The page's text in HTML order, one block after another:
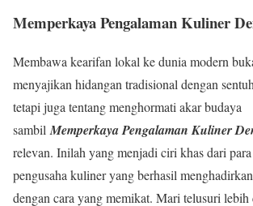
Memperkaya Pengalaman Kuliner
Membawa kearifan lokal ke dunia modern
menyajikan hidangan tradisional dengan
tetapi juga tentang menghormati akar budaya
sambilMemperkaya Pengalaman Kuliner
relevan. Inilah yang menjadi ciri khas dari
pengusaha kuliner yang berhasil
dengan cara yang memikat. Mari telusuri lebih